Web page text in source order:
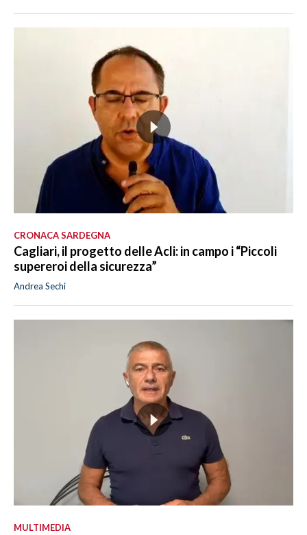
CRONACA SARDEGNA
Cagliari, il progetto delle Acli: in campo i “Piccoli
supereroi della sicurezza”
Andrea Sechi
MULTIMEDIA